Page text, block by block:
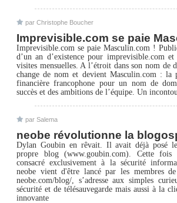
par Christophe Boucher
Imprevisible.com se paie
Imprevisible.com se paie Masculin.com !
d’un an d’existence pour imprevisible.com
visites mensuelles. A l’étroit dans son nom de
change de nom et devient Masculin.com : la
financière francophone pour un nom de
succès et des ambitions de l’équipe. Un
par Salema
neobe révolutionne la
Dylan Goubin en rêvait. Il avait déjà posé
propre blog (www.goubin.com). Cette
consacré exclusivement à la sécurité
neobe vient d'être lancé par les membres
neobe.com/blog/, s’adresse aux simples
sécurité et de télésauvegarde mais aussi à la
innovante